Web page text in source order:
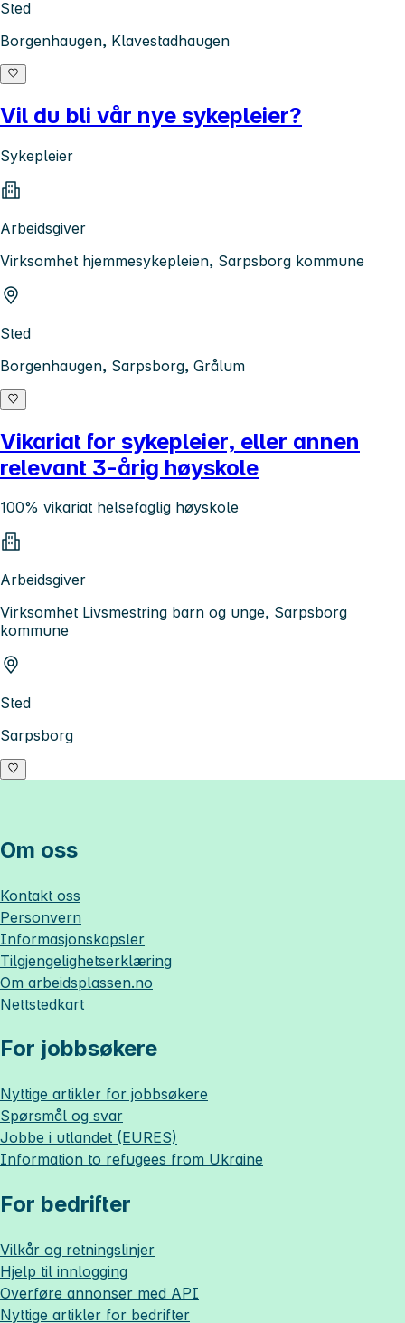
Sted
Borgenhaugen, Klavestadhaugen
Vil du bli vår nye sykepleier?
Sykepleier
Arbeidsgiver
Virksomhet hjemmesykepleien, Sarpsborg kommune
Sted
Borgenhaugen, Sarpsborg, Grålum
Vikariat for sykepleier, eller annen
relevant 3-årig høyskole
100% vikariat helsefaglig høyskole
Arbeidsgiver
Virksomhet Livsmestring barn og unge, Sarpsborg
kommune
Sted
Sarpsborg
Om oss
Kontakt oss
Personvern
Informasjonskapsler
Tilgjengelighetserklæring
Om arbeidsplassen.no
Nettstedkart
For jobbsøkere
Nyttige artikler for jobbsøkere
Spørsmål og svar
Jobbe i utlandet (EURES)
Information to refugees from Ukraine
For bedrifter
Vilkår og retningslinjer
Hjelp til innlogging
Overføre annonser med API
Nyttige artikler for bedrifter